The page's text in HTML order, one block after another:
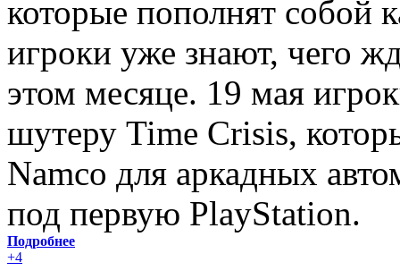
которые пополнят собой
игроки уже знают, чего
этом месяце. 19 мая
шутеру Time Crisis,
Namco для аркадных
под первую PlayStation.
Подробнее
+4